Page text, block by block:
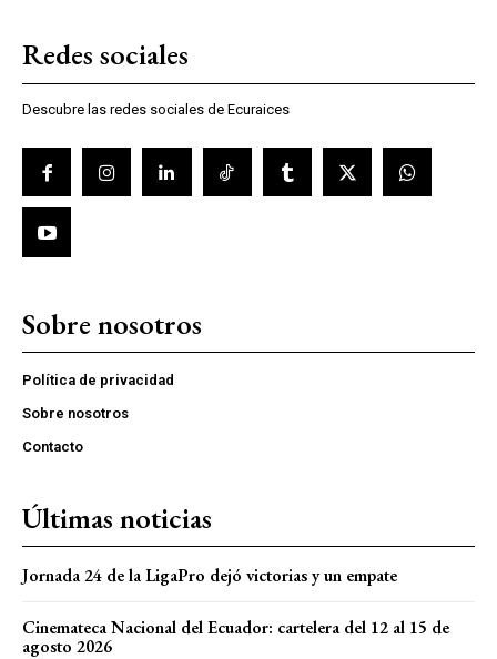
Redes sociales
Descubre las redes sociales de Ecuraices
Sobre nosotros
Política de privacidad
Sobre nosotros
Contacto
Últimas noticias
Jornada 24 de la LigaPro dejó victorias y un empate
Cinemateca Nacional del Ecuador: cartelera del 12 al 15 de
agosto 2026